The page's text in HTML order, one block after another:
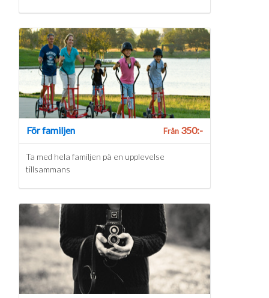
För familjen Från350:-
Ta med hela familjen på en upplevelse
tillsammans